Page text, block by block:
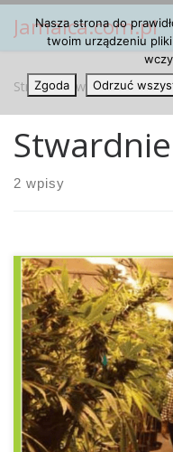
Przejdź do treści
Jamaica.com.pl
Strona główna »
2 wpisy
Pierwszy raz w
uprawę cannabisu do
choruje na stwardnienie
towarzyszące tej
zaburzenia mowy czy
Produktów Medycznych
pochodzący z
[…]
Nasza strona do
twoim urządzeniu
Zgoda
Odrzuć